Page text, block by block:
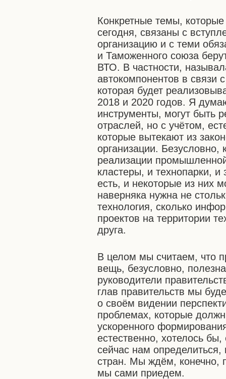
Конкретные темы,
сегодня, связаны с
организацию и с теми
и Таможенного союза
ВТО. В частности,
автокомпонентов в связи
которая будет
2018 и 2020 годов. Я
инструменты, могут быть
отраслей, но с учётом,
которые вытекают из
организации.
реализации
кластеры, и технопарки,
есть, и некоторые из них
наверняка нужна не
технология, сколько
проектов на территории
друга.
В целом мы считаем, что
вещь, безусловно,
руководители
глав правительств мы
о своём видении
проблемах, которые
ускоренного
естественно, хотелось
сейчас нам определиться,
стран. Мы ждём, конечно,
мы сами приедем.